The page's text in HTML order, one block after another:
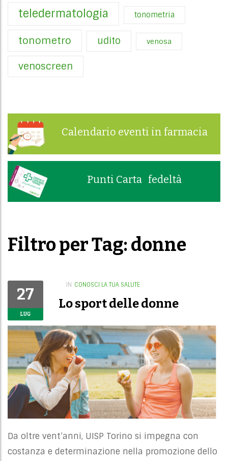
teledermatologia tonometria
tonometro udito venosa
venoscreen
Calendario eventi in farmacia
Punti Carta fedeltà
Filtro per Tag: donne
27
LUG
IN CONOSCI LA TUA SALUTE
Lo sport delle donne
Da oltre vent’anni, UISP Torino si impegna con
costanza e determinazione nella promozione dello